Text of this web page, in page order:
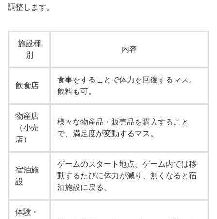
調整します。
施設種
別
内容
飲食店
食事をすることで体力を回復するマス。
飲料も可。
物産店
（小売
店）
様々な物産品・販売品を購入すること
で、満足度が変動するマス。
宿泊施
設
ゲームのスタート地点。ゲーム内では移
動するたびに体力が減り、無くなると宿
泊施設に戻る。
体験・